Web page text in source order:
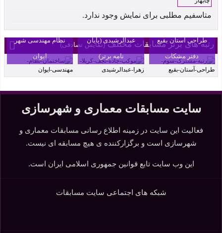
متاسفیم مطلبی برای نمایش وجود ندارد.
رتبه های برتر مسابقات مختلف(نمایش تصادفی)
طراحی آستان بقیع
دفتر مشکات
عبدالرشیدی (پایان
نامه برتر)
نظام مهندسی شهر
ایوان
سایت مسابقات معماری و شهرسازی
فعالیت این سایت در زمینه اطلاع رسانی مسابقات معماری و
شهرسازی است و برگزارکننده ی هیچ مسابقه ای نیست.
این وب سایت تابع قوانین جمهوری اسلامی ایران است.
شبکه های اجتماعی سایت مسابقات